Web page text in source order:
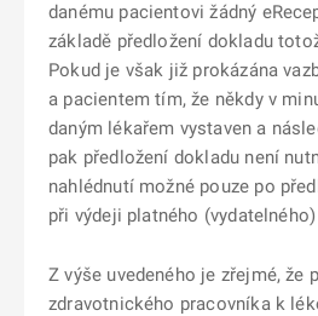
danému pacientovi žádný
základě předložení dokladu
Pokud je však již prokázána
a pacientem tím, že někdy v
daným lékařem vystaven a
pak předložení dokladu není
nahlédnutí možné pouze po
při výdeji platného
Z výše uvedeného je zřejmé, že
zdravotnického pracovníka k